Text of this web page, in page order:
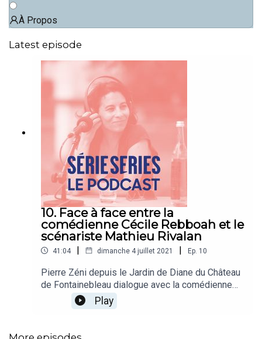
À Propos
Latest episode
10. Face à face entre la
comédienne Cécile Rebboah et le
scénariste Mathieu Rivalan
41:04 | dimanche 4 juillet 2021 | Ep. 10
Pierre Zéni depuis le Jardin de Diane du Château
de Fontainebleau dialogue avec la comédienne
Cécile Rebboah (Fais pas ci Fais pas ça, Les
bracelets rouges...) et le scénariste Mathieu
Play